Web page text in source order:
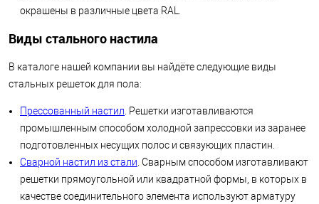
окрашены в различные цвета RAL.
Виды стального настила
В каталоге нашей компании вы найдёте следующие виды
стальных решеток для пола:
Прессованный настил . Решетки изготавливаются
промышленным способом холодной запрессовки из заранее
подготовленных несущих полос и связующих пластин.
Сварной настил из стали . Сварным способом изготавливают
решетки прямоугольной или квадратной формы, в которых в
качестве соединительного элемента используют арматуру